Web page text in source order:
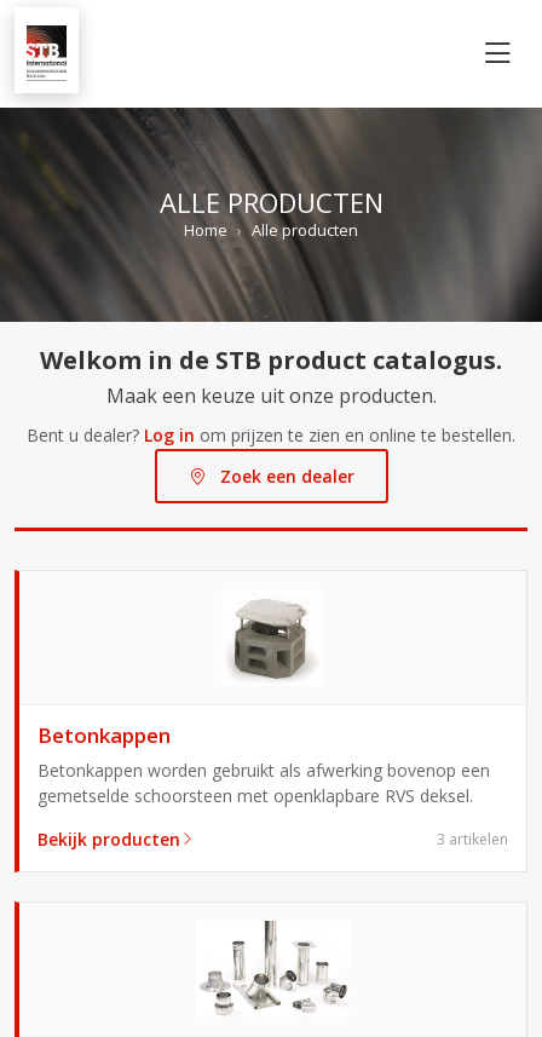
ALLE PRODUCTEN
Home Alle producten
Welkom in de STB product catalogus.
Maak een keuze uit onze producten.
Bent u dealer? Log in om prijzen te zien en online te bestellen.
Zoek een dealer
Betonkappen
Betonkappen worden gebruikt als afwerking bovenop een
gemetselde schoorsteen met openklapbare RVS deksel.
Bekijk producten
3 artikelen